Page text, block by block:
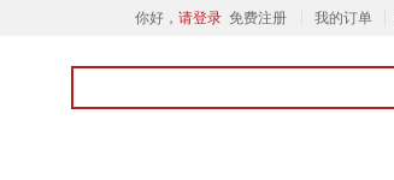
你好， 请登录 免费注册 我的订单